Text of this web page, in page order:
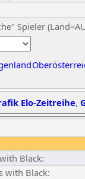
Spieler
Elo-Zeitreihe,
Black:
with Black: